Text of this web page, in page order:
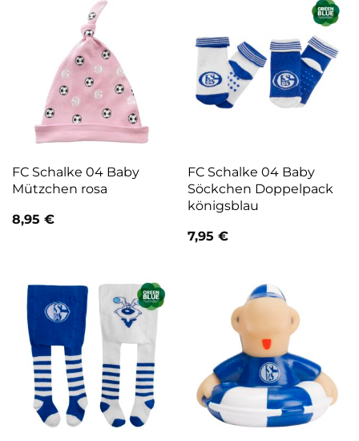
FC Schalke 04 Baby
Mützchen rosa
8,95 €
FC Schalke 04 Baby
Söckchen Doppelpack
königsblau
7,95 €